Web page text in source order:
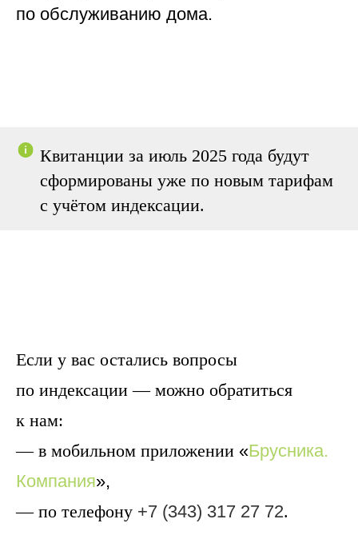
по обслуживанию дома.
Квитанции за июль 2025 года будут
сформированы уже по новым тарифам
с учётом индексации.
Если у вас остались вопросы
по индексации — можно обратиться
к нам:
— в мобильном приложении «Брусника.
Компания»,
— по телефону +7 (343) 317 27 72.